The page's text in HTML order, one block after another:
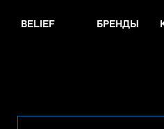
BELIEF БРЕНДЫ